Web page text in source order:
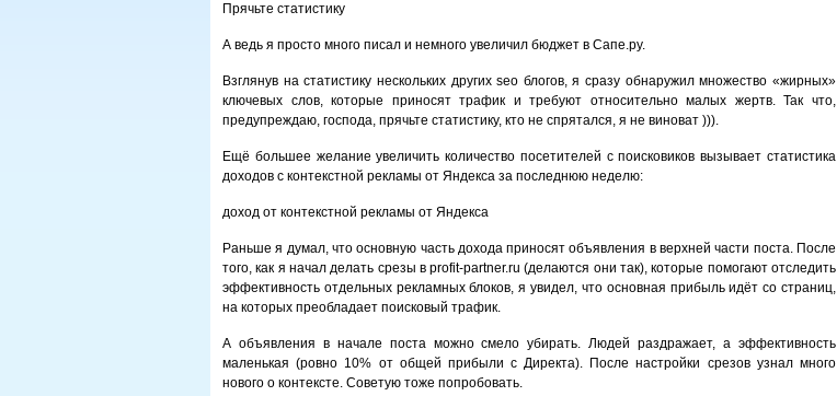
Прячьте статистику
А ведь я просто много писал и немного увеличил бюджет в Сапе.ру.
Взглянув на статистику нескольких других seo блогов, я сразу обнаружил множество «жирных»
ключевых слов, которые приносят трафик и требуют относительно малых жертв. Так что,
предупреждаю, господа, прячьте статистику, кто не спрятался, я не виноват ))).
Ещё большее желание увеличить количество посетителей с поисковиков вызывает статистика
доходов с контекстной рекламы от Яндекса за последнюю неделю:
доход от контекстной рекламы от Яндекса
Раньше я думал, что основную часть дохода приносят объявления в верхней части поста. После
того, как я начал делать срезы в profit-partner.ru (делаются они так), которые помогают отследить
эффективность отдельных рекламных блоков, я увидел, что основная прибыль идёт со страниц,
на которых преобладает поисковый трафик.
А объявления в начале поста можно смело убирать. Людей раздражает, а эффективность
маленькая (ровно 10% от общей прибыли с Директа). После настройки срезов узнал много
нового о контексте. Советую тоже попробовать.